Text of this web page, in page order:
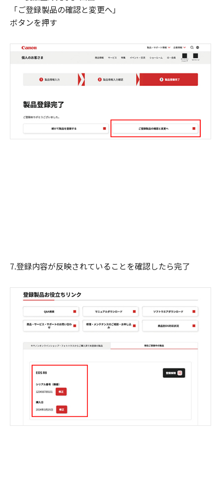
「ご登録製品の確認と変更へ」
ボタンを押す
7.登録内容が反映されていることを確認したら完了